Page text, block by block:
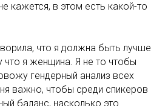
кажется, в этом есть какой-то
что я должна быть лучше
что я женщина. Я не то чтобы
гендерный анализ всех
важно, чтобы среди спикеров
баланс, насколько это